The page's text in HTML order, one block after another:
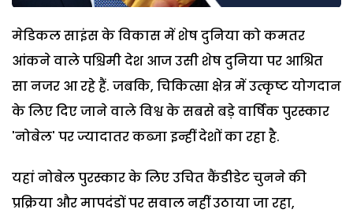
मेडिकल साइंस के विकास में शेष दुनिया को कमतर
आंकने वाले पश्चिमी देश आज उसी शेष दुनिया पर आश्रित
सा नजर आ रहे हैं. जबकि, चिकित्सा क्षेत्र में उत्कृष्ट योगदान
के लिए दिए जाने वाले विश्व के सबसे बड़े वार्षिक पुरस्कार
'नोबेल' पर ज्यादातर कब्जा इन्हीं देशों का रहा है.
यहां नोबेल पुरस्कार के लिए उचित कैंडीडेट चुनने की
प्रक्रिया और मापदंडों पर सवाल नहीं उठाया जा रहा,